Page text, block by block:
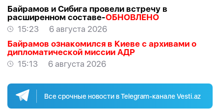
Байрамов и Сибига провели встречу в
расширенном составе-ОБНОВЛЕНО
15:23
6 августа 2026
Байрамов ознакомился в Киеве с архивами о
дипломатической миссии АДР
15:13
6 августа 2026
Все срочные новости в Telegram-канале Vesti.az